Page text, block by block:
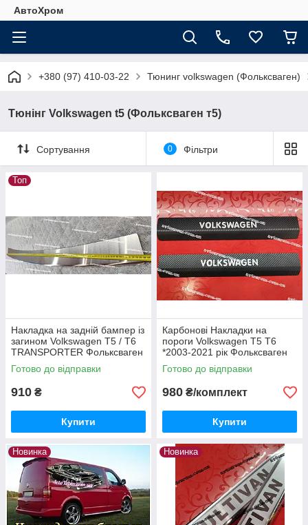
АвтоХром
+380 (97) 410-03-22 Тюнинг volkswagen (Фольксваген)
Тюнінг Volkswagen t5 (Фольксваген т5)
Сортування 0 Фільтри
Топ
Накладка на задній бампер із
загином Volkswagen Т5 / T6
TRANSPORTER Фольксваген
Транспортер Т5 Т6
Нержавіюча сталь Україна
Готово до відправки
910 ₴
Купити
Карбонові Накладки на
пороги Volkswagen T5 T6
*2003-2021 рік Фольксваген
Т5 Т6 Вольксваген Преміум з
логотипом 2 одиниці
Готово до відправки
980 ₴/комплект
Купити
Новинка Новинка